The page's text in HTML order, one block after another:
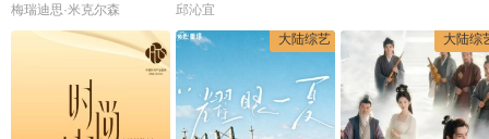
梅瑞迪思·米克尔森 邱沁宜
大陆综艺 大陆综